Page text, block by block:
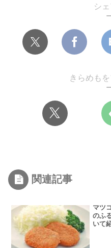
シ
きらめも
関連記事
マツ
のふ
いて